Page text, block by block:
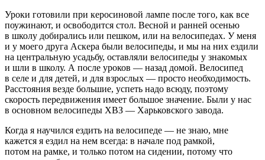
Уроки готовили при керосиновой лампе после того, как все
поужинают, и освободится стол. Весной и ранней осенью
в школу добирались или пешком, или на велосипедах. У меня
и у моего друга Аскера были велосипеды, и мы на них ездили
на центральную усадьбу, оставляли велосипеды у знакомых
и шли в школу. А после уроков — назад домой. Велосипед
в селе и для детей, и для взрослых — просто необходимость.
Расстояния везде большие, успеть надо всюду, поэтому
скорость передвижения имеет большое значение. Были у нас
в основном велосипеды ХВЗ — Харьковского завода.
Когда я научился ездить на велосипеде — не знаю, мне
кажется я ездил на нем всегда: в начале под рамкой,
потом на рамке, и только потом на сидении, потому что